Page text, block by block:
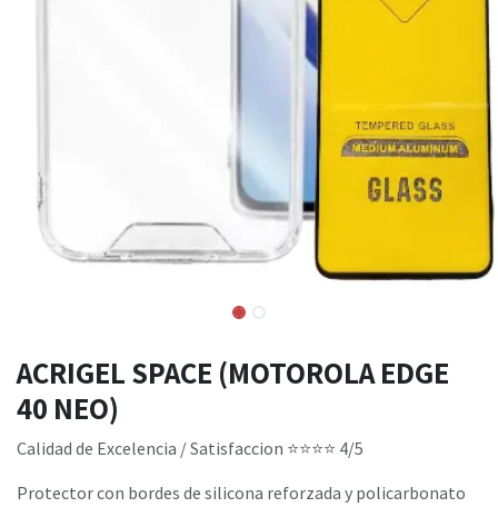
ACRIGEL SPACE (MOTOROLA EDGE
40 NEO)
Calidad de Excelencia / Satisfaccion ​⭐​⭐​⭐​⭐ 4/5
Protector con bordes de silicona reforzada y policarbonato